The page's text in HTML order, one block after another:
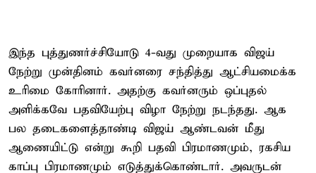
இந்த புத்துணர்ச்சியோடு 4-வது முறையாக விஜய்
நேற்று முன்தினம் கவர்னரை சந்தித்து ஆட்சியமைக்க
உரிமை கோரினார். அதற்கு கவர்னரும் ஒப்புதல்
அளிக்கவே பதவியேற்பு விழா நேற்று நடந்தது. ஆக
பல தடைகளைத்தாண்டி விஜய் ஆண்டவன் மீது
ஆணையிட்டு என்று கூறி பதவி பிரமாணமும், ரகசிய
காப்பு பிரமாணமும் எடுத்துக்கொண்டார். அவருடன்